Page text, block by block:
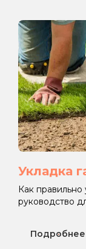
Укладка
Как
руководство
Подробнее